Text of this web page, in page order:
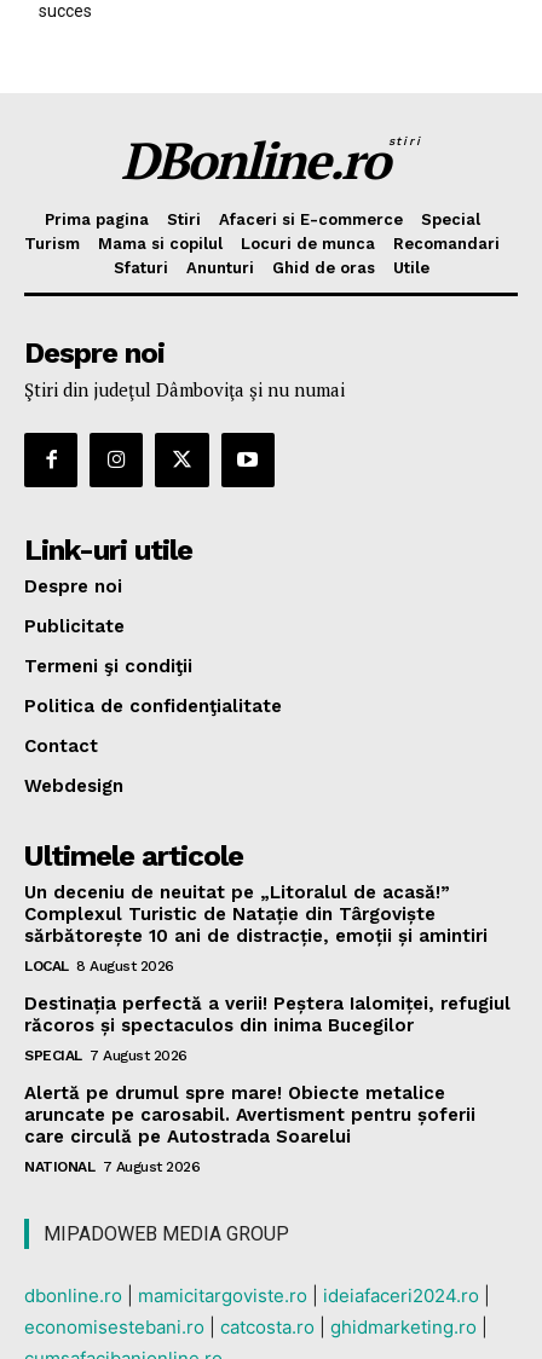
succes
DBonline.rostiri
Prima pagina Stiri Afaceri si E-commerce
Special
Turism
Mama si copilul Locuri de munca
Recomandari
Sfaturi
Anunturi Ghid de oras Utile
Despre noi
Ştiri din judeţul Dâmboviţa şi nu numai
Link-uri utile
Despre noi
Publicitate
Termeni şi condiţii
Politica de confidenţialitate
Contact
Webdesign
Ultimele articole
Un deceniu de neuitat pe „Litoralul de acasă!”
Complexul Turistic de Natație din Târgoviște
sărbătorește 10 ani de distracție, emoții și amintiri
LOCAL 8 August 2026
Destinația perfectă a verii! Peștera Ialomiței, refugiul
răcoros și spectaculos din inima Bucegilor
SPECIAL 7 August 2026
Alertă pe drumul spre mare! Obiecte metalice
aruncate pe carosabil. Avertisment pentru șoferii
care circulă pe Autostrada Soarelui
NATIONAL 7 August 2026
MIPADOWEB MEDIA GROUP
dbonline.ro mamicitargoviste.ro ideiafaceri2024.ro
economisestebani.ro
catcosta.ro ghidmarketing.ro